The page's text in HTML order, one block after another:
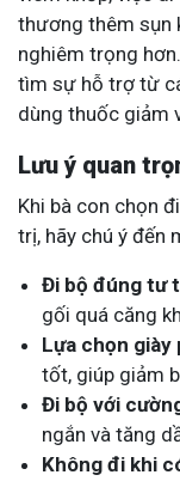
thương thêm sụn
nghiêm trọng
tìm sự hỗ trợ từ
dùng thuốc giảm
Lưu ý quan
Khi bà con chọn
trị, hãy chú ý đến
Đi bộ đúng tư
gối quá căng
Lựa chọn giày
tốt, giúp giảm
Đi bộ với
ngắn và tăng
Không đi khi